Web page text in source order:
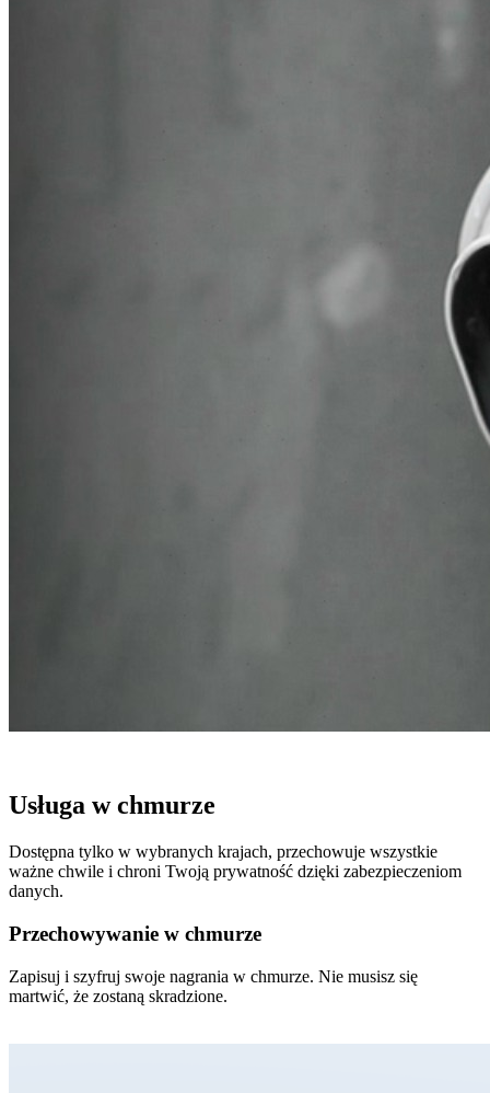
Usługa w chmurze
Dostępna tylko w wybranych krajach, przechowuje wszystkie
ważne chwile i chroni Twoją prywatność dzięki zabezpieczeniom
danych.
Przechowywanie w chmurze
Zapisuj i szyfruj swoje nagrania w chmurze. Nie musisz się
martwić, że zostaną skradzione.